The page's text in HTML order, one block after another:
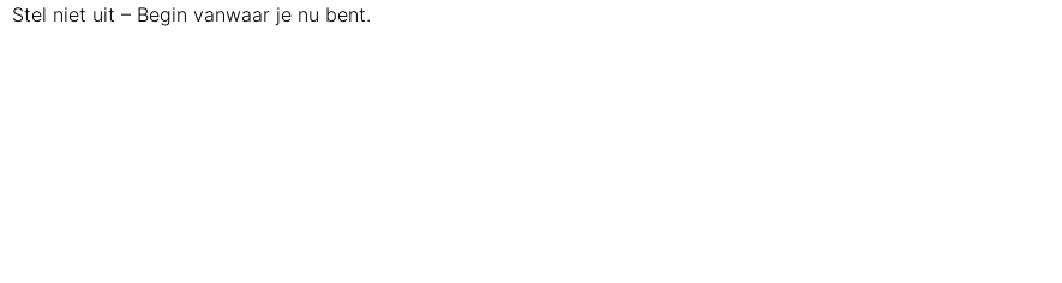
Stel niet uit – Begin vanwaar je nu bent.